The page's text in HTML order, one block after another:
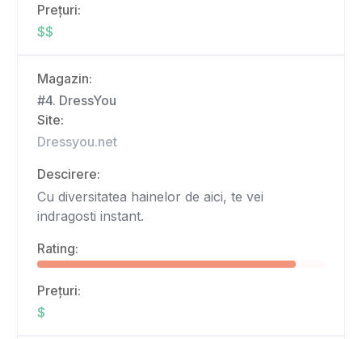
Prețuri:
$$
Magazin:
#4. DressYou
Site:
Dressyou.net
Descirere:
Cu diversitatea hainelor de aici, te vei
indragosti instant.
Rating:
Prețuri:
$